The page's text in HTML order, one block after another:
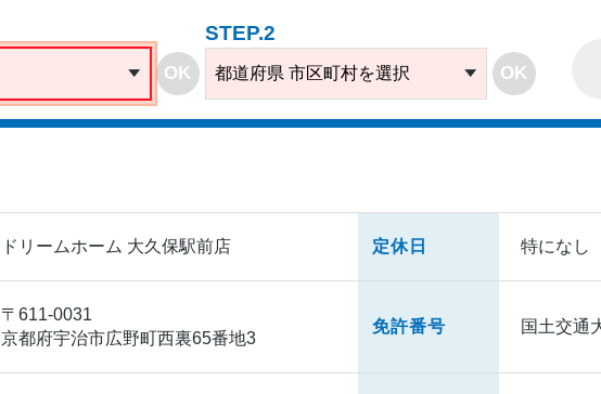
OK
STEP.2
都道府県 市区町村を選択 OK
ドリームホーム 大久保駅前店 定休日 特になし
〒611-0031
京都府宇治市広野町西裏65番地3
免許番号 国土交通